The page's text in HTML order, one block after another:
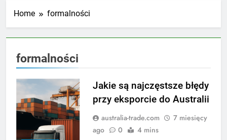
Home formalności
formalności
Jakie są najczęstsze błędy
przy eksporcie do Australii
australia-trade.com
7 miesięcy
ago
0 4 mins